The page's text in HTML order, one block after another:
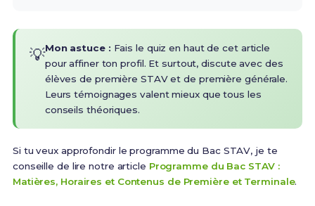
💡Mon astuce : Fais le quiz en haut de cet article
pour affiner ton profil. Et surtout, discute avec des
élèves de première STAV et de première générale.
Leurs témoignages valent mieux que tous les
conseils théoriques.
Si tu veux approfondir le programme du Bac STAV, je te
conseille de lire notre article Programme du Bac STAV :
Matières, Horaires et Contenus de Première et Terminale.